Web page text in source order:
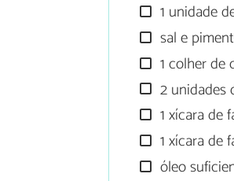
1 unidade
sal e
1 colher de
2 unidades
1 xícara de
1 xícara de
óleo